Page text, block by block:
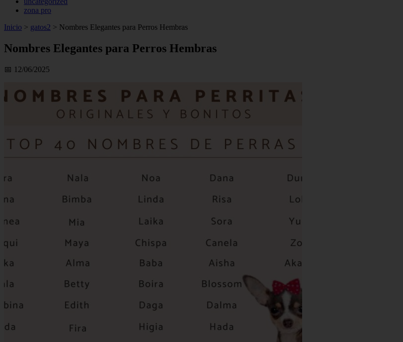
zona pro
Inicio > gatos2 > Nombres Elegantes para Perros Hembras
Nombres Elegantes para Perros Hembras
📅 12/06/2025